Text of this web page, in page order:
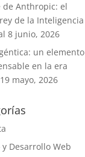
de Anthropic: el
de la Inteligencia
8 junio, 2026
un elemento
en la era
19 mayo, 2026
y Desarrollo Web